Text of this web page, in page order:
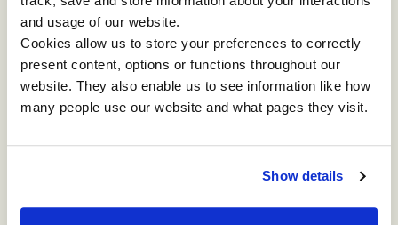
and usage of our website.
Cookies allow us to store your preferences to correctly
present content, options or functions throughout our
website. They also enable us to see information like how
many people use our website and what pages they visit.
Show details
podejmowania decyzji? Weź pod uwagę dane,
którymi dysponujesz. Zapytaj kogoś, kto może
podzielić się obiektywną perspektywą lub kto
ma wyjątkowy wgląd w drugą osobę i może
pomóc ci zaplanować Twoje podejście.
Czy któraś z pięciu wskazówek była skuteczna w
sytuacji kryzysu w Twojej organizacji? Jakich
bardziej efektywny sposób? Podziel się z nami